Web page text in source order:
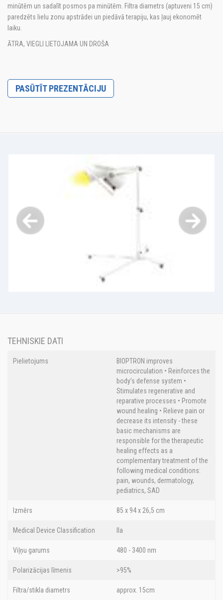
minūtēm un sadalīt posmos pa minūtēm. Filtra diametrs (aptuveni 15 cm)
paredzēts lielu zonu apstrādei un piedāvā terapiju, kas ļauj ekonomēt
laiku.
ĀTRA, VIEGLI LIETOJAMA UN DROŠA
PASŪTĪT PREZENTĀCIJU
TEHNISKIE DATI
Pielietojums
BIOPTRON improves
microcirculation • Reinforces the
body’s defense system •
Stimulates regenerative and
reparative processes • Promote
wound healing • Relieve pain or
decrease its intensity - these
basic mechanisms are
responsible for the therapeutic
healing effects as a
complementary treatment of the
following medical conditions:
pain, wounds, dermatology,
pediatrics, SAD
Izmērs 85 x 94 x 26,5 cm
Medical Device Classification IIa
Viļņu garums 480 - 3400 nm
Polarizācijas līmenis >95%
Filtra/stikla diametrs approx. 15cm